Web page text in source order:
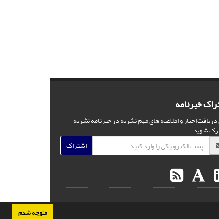
متوجه شدم
خبرنامه
دریافت اخبار و اطلاعیه های مهم نشریه در خبرنامه نشریه
شوید.
اشتراک